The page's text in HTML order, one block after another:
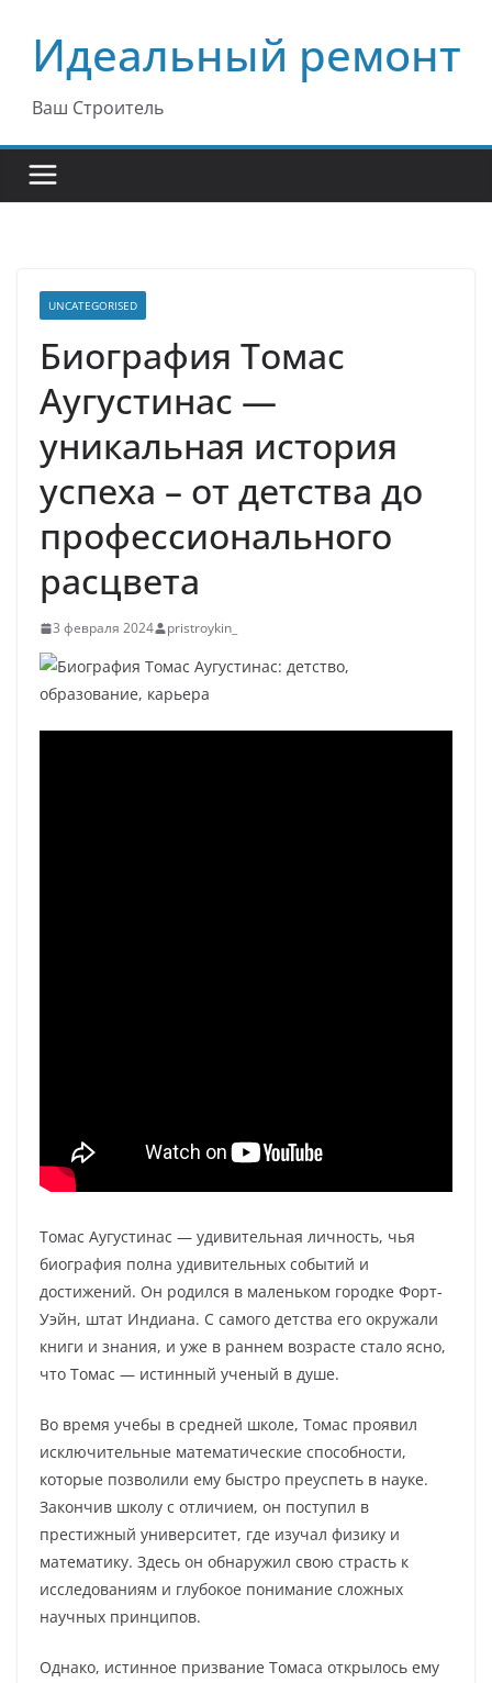
содержимому
Идеальный ремонт
Ваш Строитель
UNCATEGORISED
Биография Томас
Аугустинас —
уникальная история
успеха – от детства до
профессионального
расцвета
3 февраля 2024 pristroykin_
Томас Аугустинас — удивительная личность, чья
биография полна удивительных событий и
достижений. Он родился в маленьком городке Форт-
Уэйн, штат Индиана. С самого детства его окружали
книги и знания, и уже в раннем возрасте стало ясно,
что Томас — истинный ученый в душе.
Во время учебы в средней школе, Томас проявил
исключительные математические способности,
которые позволили ему быстро преуспеть в науке.
Закончив школу с отличием, он поступил в
престижный университет, где изучал физику и
математику. Здесь он обнаружил свою страсть к
исследованиям и глубокое понимание сложных
научных принципов.
Однако, истинное призвание Томаса открылось ему